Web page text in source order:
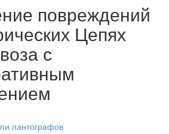
повреждений
Цепях
с
пантографов